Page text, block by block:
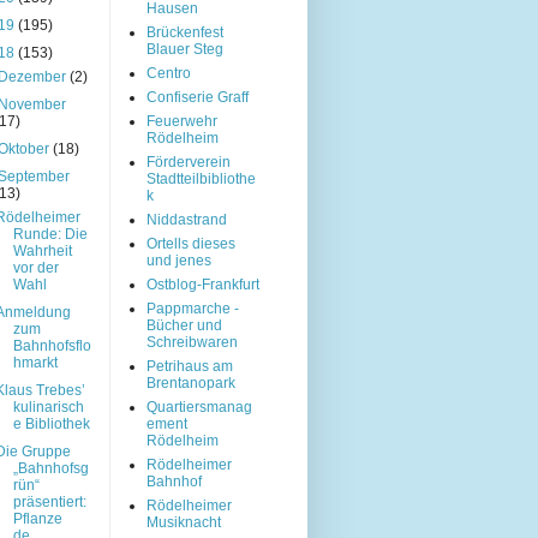
(195)
(153)
Dezember(2)
November
(18)
Runde: Die
Wahrheit
vor der
Wahl
zum
Bahnhofsflo
hmarkt
Trebes’
kulinarisch
e Bibliothek
Gruppe
„Bahnhofsg
rün“
präsentiert:
Pflanze
Hausen
Brückenfest
Blauer Steg
Centro
Confiserie Graff
Feuerwehr
Rödelheim
Förderverein
Stadtteilbibliothe
k
Niddastrand
Ortells dieses
und jenes
Ostblog-Frankfurt
Pappmarche -
Bücher und
Schreibwaren
Petrihaus am
Brentanopark
Quartiersmanag
ement
Rödelheim
Rödelheimer
Bahnhof
Rödelheimer
Musiknacht